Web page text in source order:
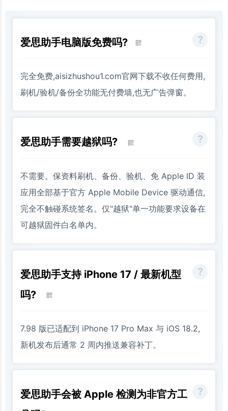
爱思助手电脑版免费吗?
完全免费,aisizhushou1.com官网下载不收任何费用,
刷机/验机/备份全功能无付费墙,也无广告弹窗。
爱思助手需要越狱吗?
不需要。保资料刷机、备份、验机、免 Apple ID 装
应用全部基于官方 Apple Mobile Device 驱动通信,
完全不触碰系统签名。仅"越狱"单一功能要求设备在
可越狱固件白名单内。
爱思助手支持 iPhone 17 / 最新机型
吗?
7.98 版已适配到 iPhone 17 Pro Max 与 iOS 18.2,
新机发布后通常 2 周内推送兼容补丁。
爱思助手会被 Apple 检测为非官方工